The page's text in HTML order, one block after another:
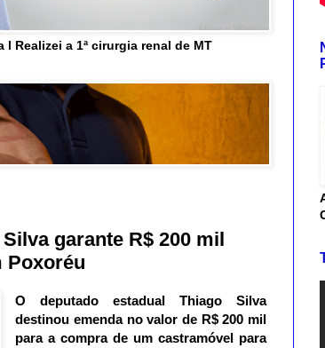
Realizei a 1ª cirurgia renal de MT
garante R$ 200 mil
Poxoréu
O deputado estadual Thiago Silva
destinou emenda no valor de R$ 200 mil
para a compra de um castramóvel para